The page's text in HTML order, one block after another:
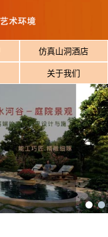
仿真山洞酒店
关于我们